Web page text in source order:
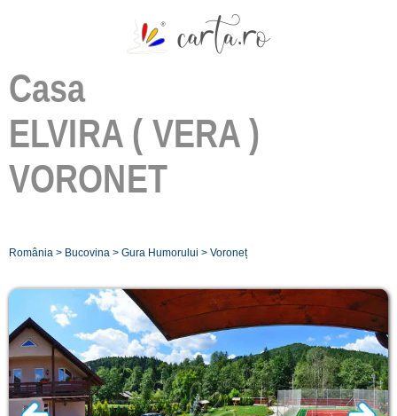
Casa
ELVIRA ( VERA )
VORONET
România > Bucovina > Gura Humorului > Voroneț